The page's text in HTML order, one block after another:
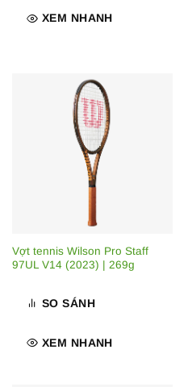
XEM NHANH
Vợt tennis Wilson Pro Staff
97UL V14 (2023) | 269g
SO SÁNH
XEM NHANH